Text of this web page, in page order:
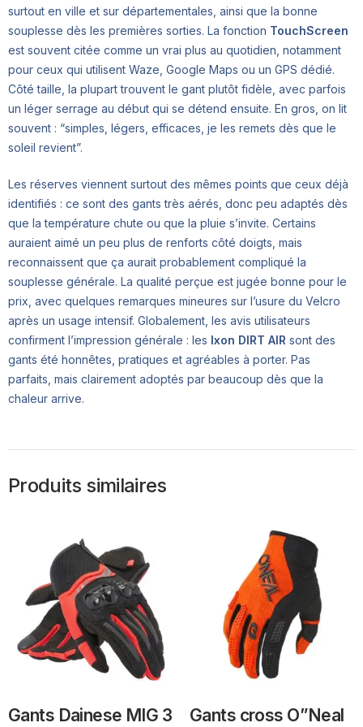
surtout en ville et sur départementales, ainsi que la bonne
souplesse dès les premières sorties. La fonction TouchScreen
est souvent citée comme un vrai plus au quotidien, notamment
pour ceux qui utilisent Waze, Google Maps ou un GPS dédié.
Côté taille, la plupart trouvent le gant plutôt fidèle, avec parfois
un léger serrage au début qui se détend ensuite. En gros, on lit
souvent : “simples, légers, efficaces, je les remets dès que le
soleil revient”.
Les réserves viennent surtout des mêmes points que ceux déjà
identifiés : ce sont des gants très aérés, donc peu adaptés dès
que la température chute ou que la pluie s’invite. Certains
auraient aimé un peu plus de renforts côté doigts, mais
reconnaissent que ça aurait probablement compliqué la
souplesse générale. La qualité perçue est jugée bonne pour le
prix, avec quelques remarques mineures sur l’usure du Velcro
après un usage intensif. Globalement, les avis utilisateurs
confirment l’impression générale : les Ixon DIRT AIR sont des
gants été honnêtes, pratiques et agréables à porter. Pas
parfaits, mais clairement adoptés par beaucoup dès que la
chaleur arrive.
Produits similaires
Gants Dainese MIG 3
Gants cross O”Neal